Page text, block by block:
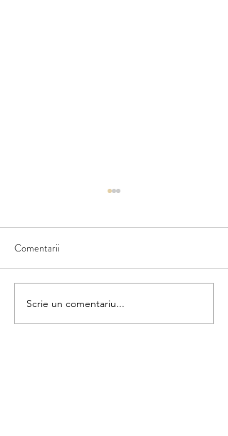
Asociază umbra
Comentarii
Scrie un comentariu...